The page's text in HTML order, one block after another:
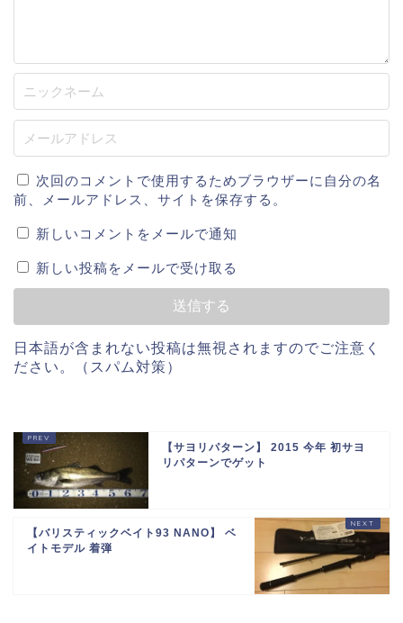
次回のコメントで使用するためブラウザーに自分の名
前、メールアドレス、サイトを保存する。
新しいコメントをメールで通知
新しい投稿をメールで受け取る
日本語が含まれない投稿は無視されますのでご注意く
ださい。（スパム対策）
【サヨリパターン】 2015 今年 初サヨ
リパターンでゲット
【バリスティックベイト93 NANO】 ベ
イトモデル 着弾